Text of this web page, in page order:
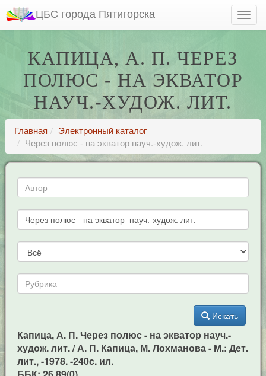
ЦБС города Пятигорска
КАПИЦА, А. П. ЧЕРЕЗ
ПОЛЮС - НА ЭКВАТОР
НАУЧ.-ХУДОЖ. ЛИТ.
Главная
Электронный каталог
Через полюс - на экватор науч.-худож. лит.
Искать
Капица, А. П. Через полюс - на экватор науч.-
худож. лит. / А. П. Капица, М. Лохманова - М.: Дет.
лит., -1978. -240c. ил.